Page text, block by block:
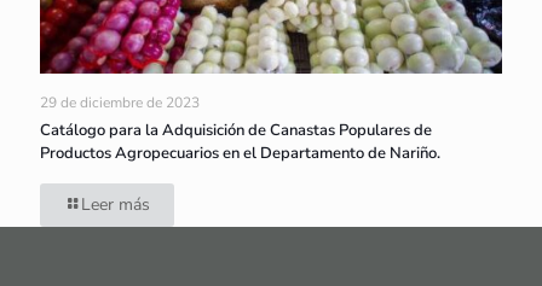
29 de diciembre de 2023
Catálogo para la Adquisición de Canastas Populares de
Productos Agropecuarios en el Departamento de Nariño.
Leer más